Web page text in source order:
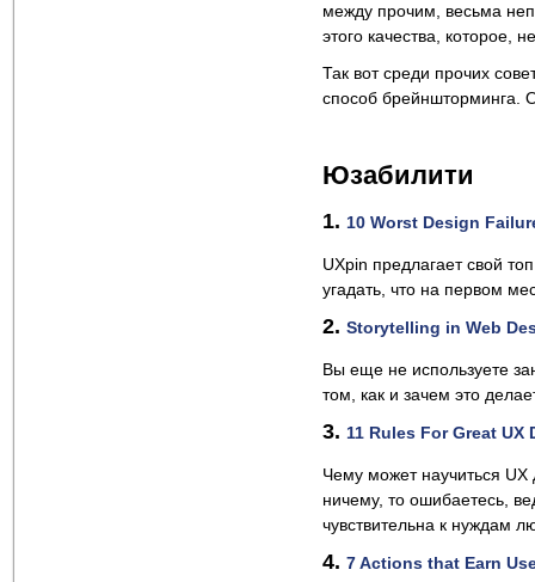
между прочим, весьма
этого качества, которое,
Так вот среди прочих
способ брейншторминга.
Юзабилити
1. 10 Worst Design
UXpin предлагает свой
угадать, что на первом
2. Storytelling in Web
Вы еще не используете
том, как и зачем это
3. 11 Rules For Great
Чему может научиться
ничему, то ошибаетесь,
чувствительна к нуждам
4. 7 Actions that Earn